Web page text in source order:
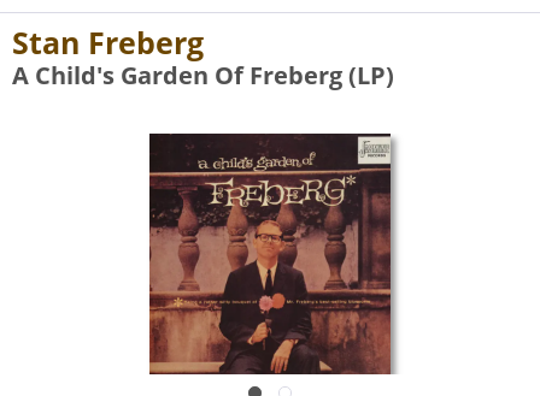
Stan Freberg
A Child's Garden Of Freberg (LP)